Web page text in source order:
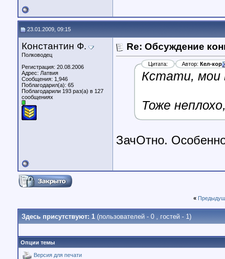
23.01.2009, 09:15
Константин Ф.
Полководец
Регистрация: 20.08.2006
Адрес: Латвия
Сообщения: 1,946
Поблагодарил(а): 65
Поблагодарили 193 раз(а) в 127
сообщениях
Re: Обсуждение
Цитата: Автор: Кел-кор
Кстати, мои
Тоже
ЗачОтно.
«
Здесь присутствуют: 1 (пользователей - 0 , гостей - 1)
Опции темы
Версия для печати